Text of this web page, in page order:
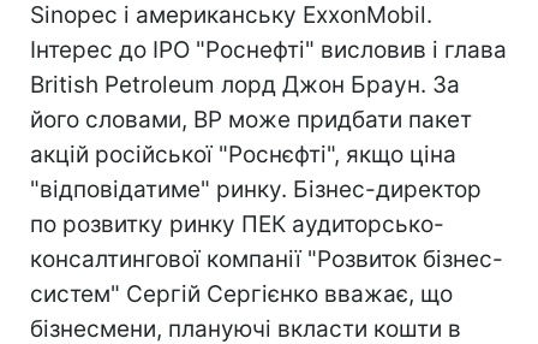
Sinopec і американську ExxonMobil.
Інтерес до IPO "Роснефті" висловив і глава
British Petroleum лорд Джон Браун. За
його словами, BP може придбати пакет
акцій російської "Роснєфті", якщо ціна
"відповідатиме" ринку. Бізнес-директор
по розвитку ринку ПЕК аудиторсько-
консалтингової компанії "Розвиток бізнес-
систем" Сергій Сергієнко вважає, що
бізнесмени, плануючі вкласти кошти в